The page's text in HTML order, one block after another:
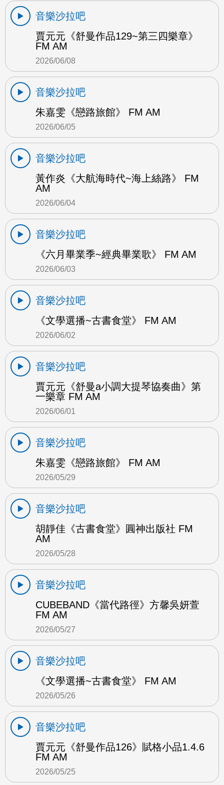
音樂沙拉吧
賈元元《舒曼作品129~第三四樂章》
FM AM
2026/06/08
音樂沙拉吧
朱嘉雯《戀路旅館》 FM AM
2026/06/05
音樂沙拉吧
黃作炎《大航海時代~海上絲路》 FM
AM
2026/06/04
音樂沙拉吧
《六月畢業季~經典畢業歌》 FM AM
2026/06/03
音樂沙拉吧
《文學選播~古書食堂》 FM AM
2026/06/02
音樂沙拉吧
賈元元《舒曼a小調大提琴協奏曲》第
一樂章 FM AM
2026/06/01
音樂沙拉吧
朱嘉雯《戀路旅館》 FM AM
2026/05/29
音樂沙拉吧
胡靜佳《古書食堂》圓神出版社 FM
AM
2026/05/28
音樂沙拉吧
CUBEBAND《當代路徑》方馨吳妍萱
FM AM
2026/05/27
音樂沙拉吧
《文學選播~古書食堂》 FM AM
2026/05/26
音樂沙拉吧
賈元元《舒曼作品126》賦格小品1.4.6
FM AM
2026/05/25